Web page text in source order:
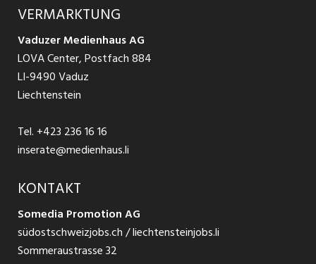
Jobs in St. Gallen
Jobs in Glarus
Jobs in der Südostschweiz
Temporär Jobs
Teilzeit Jobs
Praktikum
Schnittstelle
Ratgeber Bewerbung / Rekrutierung
AGB
Datenschutzbestimmungen
Nutzungsbedingungen
Impressum
VERMARKTUNG
Vaduzer Medienhaus AG
LOVA Center, Postfach 884
LI-9490 Vaduz
Liechtenstein
Tel. +423 236 16 16
inserate@medienhaus.li
KONTAKT
Somedia Promotion AG
südostschweizjobs.ch / liechtensteinjobs.li
Sommeraustrasse 32